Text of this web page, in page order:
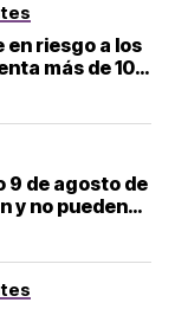
riesgo a los
más de 100
9 de agosto de
y no pueden
México; estos